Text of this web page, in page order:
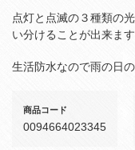
点灯と点滅の３種類の
い分けることが出来ます
生活防水なので雨の日
商品コード
0094664023345